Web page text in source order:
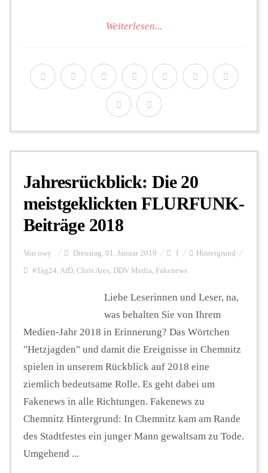
Weiterlesen...
Jahresrückblick: Die 20
meistgeklickten FLURFUNK-
Beiträge 2018
Von owy Dienstag, 01. Januar 2019 1 Hintergrund
#Tag24, AfD, Chris Ares, DDV Media, Fakenews
Liebe Leserinnen und Leser, na,
was behalten Sie von Ihrem
Medien-Jahr 2018 in Erinnerung? Das Wörtchen
"Hetzjagden" und damit die Ereignisse in Chemnitz
spielen in unserem Rückblick auf 2018 eine
ziemlich bedeutsame Rolle. Es geht dabei um
Fakenews in alle Richtungen. Fakenews zu
Chemnitz Hintergrund: In Chemnitz kam am Rande
des Stadtfestes ein junger Mann gewaltsam zu Tode.
Umgehend ...